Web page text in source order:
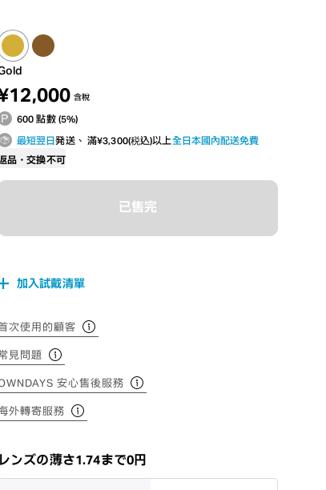
含稅
600 點數 (5%)
最短翌日発送、 滿¥3,300(税込)以上全日本國內配送免費
品・交換不可
已售完
加入試戴清單
次使用的顧客
見問題
安心售後服務
外轉寄服務
レンズの薄さ1.74まで0円